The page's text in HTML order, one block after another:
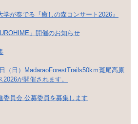
が奏でる『癒しの森コンサート2026』
」開催のお知らせ
（日）MadaraoForestTrails50kｍ斑尾高原
が開催されます。
委員会 公募委員を募集します